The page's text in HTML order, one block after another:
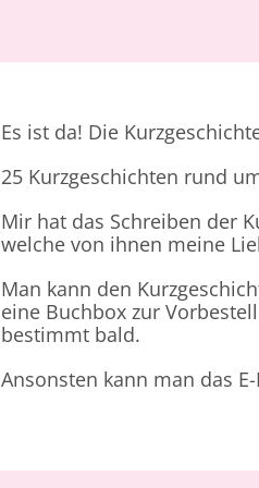
Es ist da! Die
25 Kurzgeschichten rund
Mir hat das Schreiben der
welche von ihnen meine
Man kann den
eine Buchbox zur
bestimmt bald.
Ansonsten kann man das